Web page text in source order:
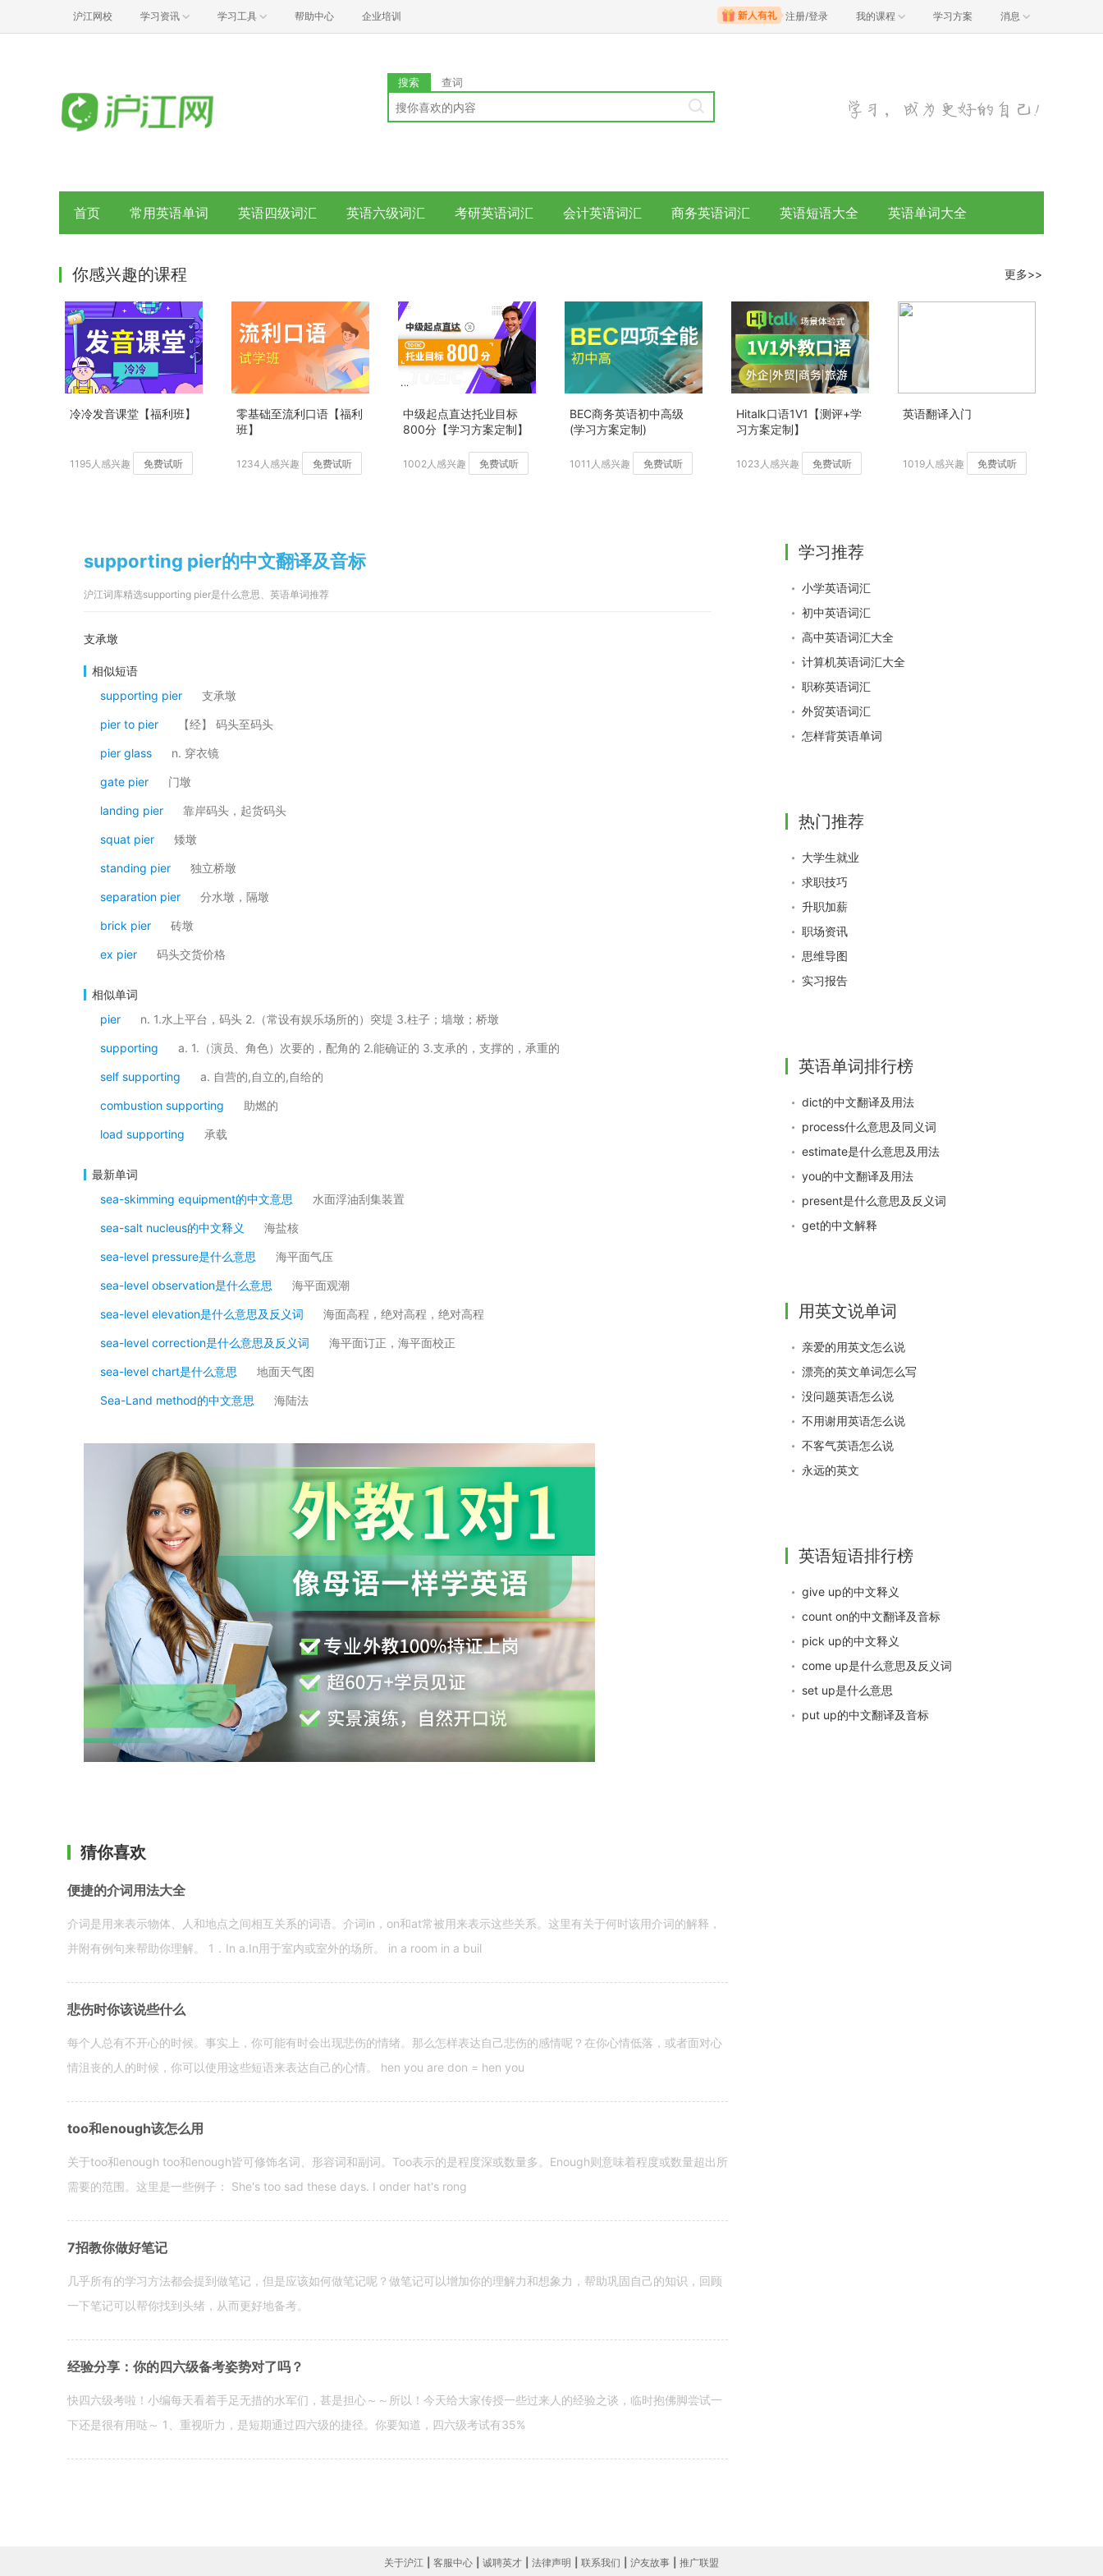
沪江网校 学习资讯 学习工具 帮助中心 企业培训 注册/登录 我的课程 学习方案 消息
搜索 查词
首页 常用英语单词 英语四级词汇 英语六级词汇 考研英语词汇 会计英语词汇 商务英语词汇 英语短语大全 英语单词大全
你感兴趣的课程 更多>>
冷冷发音课堂【福利班】
1195人感兴趣 免费试听
零基础至流利口语【福利
班】
1234人感兴趣 免费试听
中级起点直达托业目标
800分【学习方案定制】
1002人感兴趣 免费试听
BEC商务英语初中高级
(学习方案定制)
1011人感兴趣 免费试听
Hitalk口语1V1【测评+学
习方案定制】
1023人感兴趣 免费试听
英语翻译入门
1019人感兴趣 免费试听
supporting pier的中文翻译及音标
沪江词库精选supporting pier是什么意思、英语单词推荐
支承墩
相似短语
supporting pier
支承墩
pier to pier 【经】 码头至码头
pier glass n. 穿衣镜
gate pier 门墩
landing pier 靠岸码头，起货码头
squat pier 矮墩
standing pier 独立桥墩
separation pier 分水墩，隔墩
brick pier 砖墩
ex pier 码头交货价格
相似单词
pier
n. 1.水上平台，码头 2.（常设有娱乐场所的）突堤 3.柱子；墙墩；桥墩
supporting a. 1.（演员、角色）次要的，配角的 2.能确证的 3.支承的，支撑的，承重的
self supporting a. 自营的,自立的,自给的
combustion supporting 助燃的
load supporting 承载
最新单词
sea-skimming equipment的中文意思
水面浮油刮集装置
sea-salt nucleus的中文释义 海盐核
sea-level pressure是什么意思 海平面气压
sea-level observation是什么意思 海平面观潮
sea-level elevation是什么意思及反义词 海面高程，绝对高程，绝对高程
sea-level correction是什么意思及反义词 海平面订正，海平面校正
sea-level chart是什么意思 地面天气图
Sea-Land method的中文意思 海陆法
猜你喜欢
便捷的介词用法大全
介词是用来表示物体、人和地点之间相互关系的词语。介词in，on和at常被用来表示这些关系。这里有关于何时该用介词的解释，
并附有例句来帮助你理解。 1．In a.In用于室内或室外的场所。 in a room in a buil
悲伤时你该说些什么
每个人总有不开心的时候。事实上，你可能有时会出现悲伤的情绪。那么怎样表达自己悲伤的感情呢？在你心情低落，或者面对心
情沮丧的人的时候，你可以使用这些短语来表达自己的心情。 hen you are don = hen you
too和enough该怎么用
关于too和enough too和enough皆可修饰名词、形容词和副词。Too表示的是程度深或数量多。Enough则意味着程度或数量超出所
需要的范围。这里是一些例子： She's too sad these days. I onder hat's rong
7招教你做好笔记
几乎所有的学习方法都会提到做笔记，但是应该如何做笔记呢？做笔记可以增加你的理解力和想象力，帮助巩固自己的知识，回顾
一下笔记可以帮你找到头绪，从而更好地备考。
经验分享：你的四六级备考姿势对了吗？
快四六级考啦！小编每天看着手足无措的水军们，甚是担心～～所以！今天给大家传授一些过来人的经验之谈，临时抱佛脚尝试一
下还是很有用哒～ 1、重视听力，是短期通过四六级的捷径。你要知道，四六级考试有35%
学习推荐
小学英语词汇
初中英语词汇
高中英语词汇大全
计算机英语词汇大全
职称英语词汇
外贸英语词汇
怎样背英语单词
热门推荐
大学生就业
求职技巧
升职加薪
职场资讯
思维导图
实习报告
英语单词排行榜
dict的中文翻译及用法
process什么意思及同义词
estimate是什么意思及用法
you的中文翻译及用法
present是什么意思及反义词
get的中文解释
用英文说单词
亲爱的用英文怎么说
漂亮的英文单词怎么写
没问题英语怎么说
不用谢用英语怎么说
不客气英语怎么说
永远的英文
英语短语排行榜
give up的中文释义
count on的中文翻译及音标
pick up的中文释义
come up是什么意思及反义词
set up是什么意思
put up的中文翻译及音标
关于沪江 客服中心 诚聘英才 法律声明 联系我们 沪友故事 推广联盟